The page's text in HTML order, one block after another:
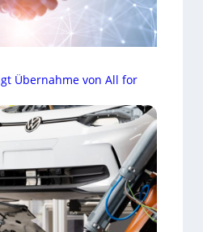
Übernahme von All for